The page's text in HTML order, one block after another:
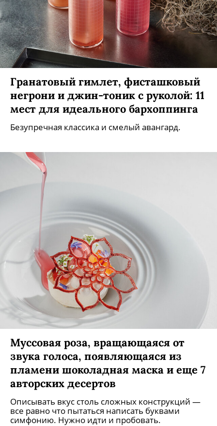
Гранатовый гимлет, фисташковый
негрони и джин-тоник с руколой: 11
мест для идеального бархоппинга
Безупречная классика и смелый авангард.
Муссовая роза, вращающаяся от
звука голоса, появляющаяся из
пламени шоколадная маска и еще 7
авторских десертов
Описывать вкус столь сложных конструкций —
все равно что пытаться написать буквами
симфонию. Нужно идти и пробовать.